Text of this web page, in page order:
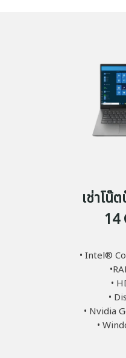
เช่าโน๊
14
• Intel®
•
•
• Nvidia
•